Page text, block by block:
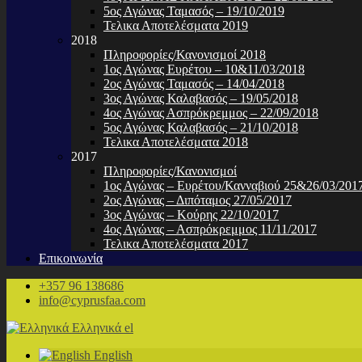
5ος Αγώνας Ταμασός – 19/10/2019
Τελικα Αποτελέσματα 2019
2018
Πληροφορίες/Κανονισμοί 2018
1ος Αγώνας Ευρέτου – 10&11/03/2018
2ος Αγώνας Ταμασός – 14/04/2018
3ος Αγώνας Καλαβασός – 19/05/2018
4ος Αγώνας Ασπρόκρεμμος – 22/09/2018
5ος Αγώνας Καλαβασός – 21/10/2018
Τελικα Αποτελέσματα 2018
2017
Πληροφορίες/Κανονισμοί
1ος Αγώνας – Ευρέτου/Κανναβιού 25&26/03/
2ος Αγώνας – Διπόταμος 27/05/2017
3ος Αγώνας – Κούρης 22/10/2017
4ος Αγώνας – Ασπρόκρεμμος 11/11/2017
Τελικα Αποτελέσματα 2017
Επικοινωνία
+357 96 138686
info@cyprusfaa.com
Ελληνικά el
English